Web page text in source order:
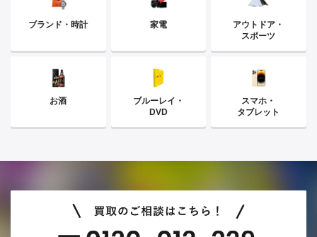
ブランド・時計 家電
アウトドア・
スポーツ
お酒
ブルーレイ・
DVD
スマホ・
タブレット